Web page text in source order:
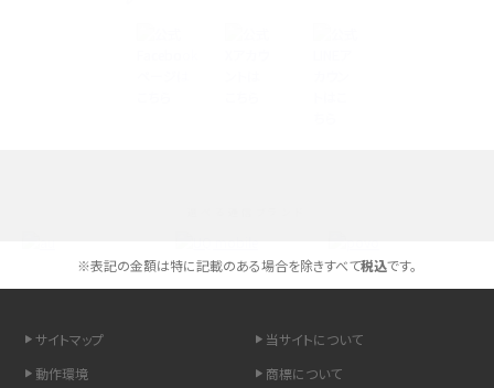
LINEの通知がこない時の原因と対処法9選！設定の確認手順も解説
※表記の金額は特に記載のある場合を除きすべて税込です。
サイトマップ
当サイトについて
動作環境
商標について